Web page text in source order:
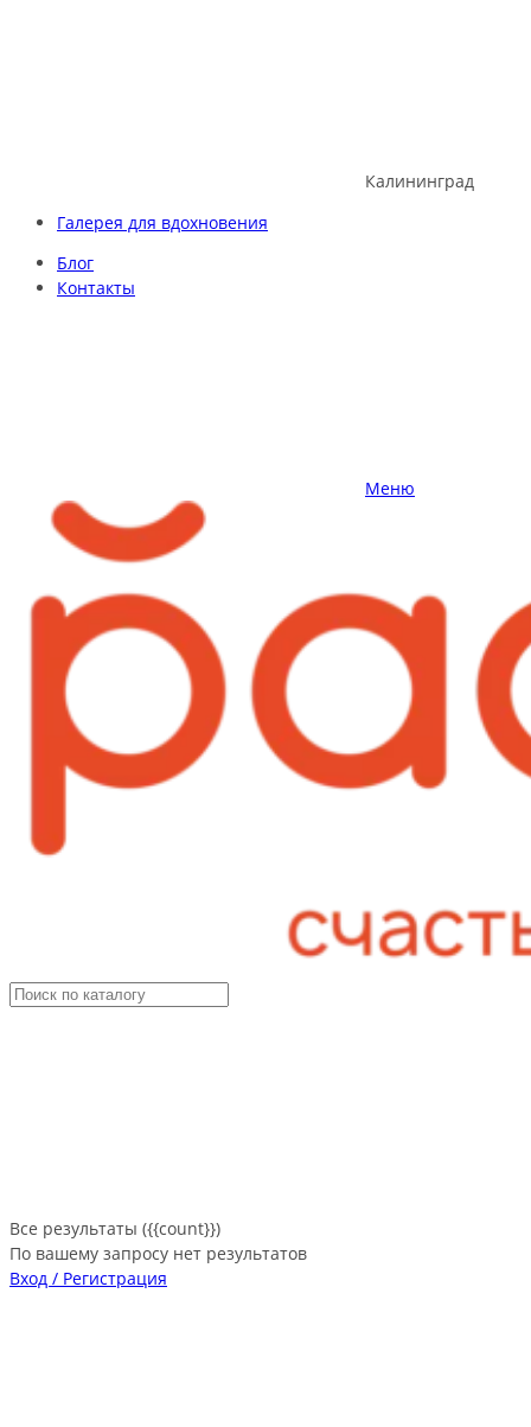
Калининград
Галерея для вдохновения
Блог
Контакты
Меню
Все результаты ({{count}})
По вашему запросу нет результатов
Вход / Регистрация